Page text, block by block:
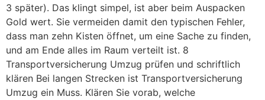
3 später). Das klingt simpel, ist aber beim Auspacken
Gold wert. Sie vermeiden damit den typischen Fehler,
dass man zehn Kisten öffnet, um eine Sache zu finden,
und am Ende alles im Raum verteilt ist. 8
Transportversicherung Umzug prüfen und schriftlich
klären Bei langen Strecken ist Transportversicherung
Umzug ein Muss. Klären Sie vorab, welche